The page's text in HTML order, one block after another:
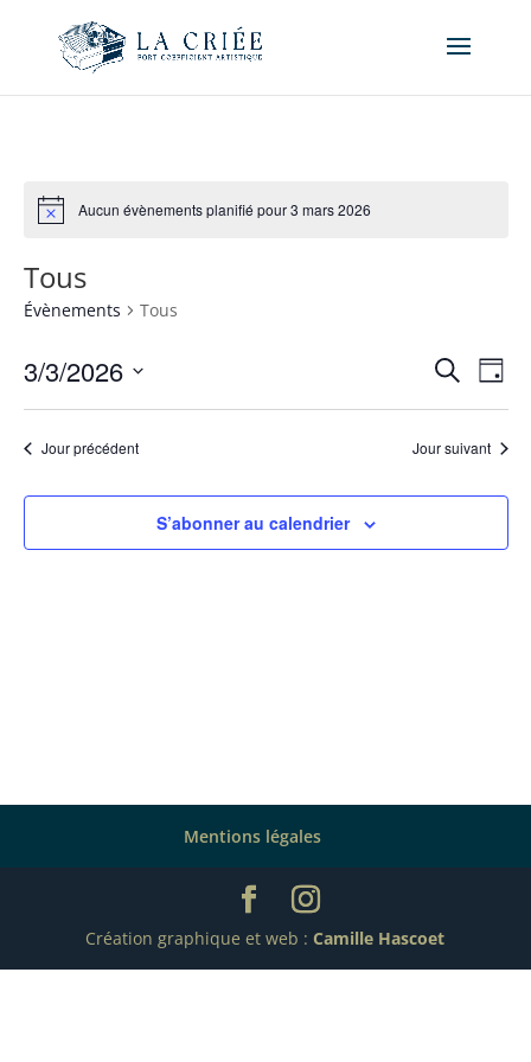
Aucun évènements planifié pour 3 mars 2026
Tous
Évènements Tous
et
de
vues
Recherche
de
Jour
3/3/2026
date.Jour précédent Jour suivant
S’abonner au calendrier
Mentions légales
Création graphique et web : Camille Hascoet